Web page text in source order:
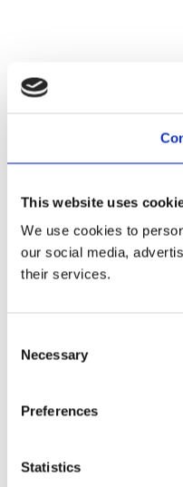
This website uses
We use cookies to
our social media,
their services.
Selection
Necessary
Preferences
Statistics